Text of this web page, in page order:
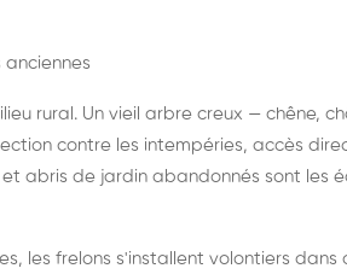
rural. Un vieil arbre creux — chêne,
contre les intempéries, accès
abris de jardin abandonnés sont les
les frelons s'installent volontiers